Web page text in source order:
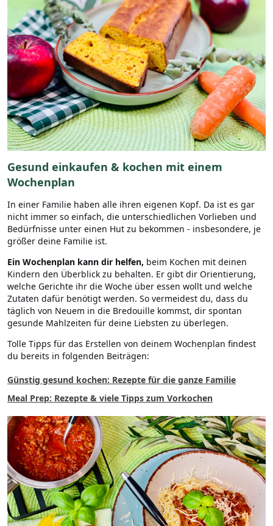
Gesund einkaufen & kochen mit einem
Wochenplan
In einer Familie haben alle ihren eigenen Kopf. Da ist es gar
nicht immer so einfach, die unterschiedlichen Vorlieben und
Bedürfnisse unter einen Hut zu bekommen - insbesondere, je
größer deine Familie ist.
Ein Wochenplan kann dir helfen, beim Kochen mit deinen
Kindern den Überblick zu behalten. Er gibt dir Orientierung,
welche Gerichte ihr die Woche über essen wollt und welche
Zutaten dafür benötigt werden. So vermeidest du, dass du
täglich von Neuem in die Bredouille kommst, dir spontan
gesunde Mahlzeiten für deine Liebsten zu überlegen.
Tolle Tipps für das Erstellen von deinem Wochenplan findest
du bereits in folgenden Beiträgen:
Günstig gesund kochen: Rezepte für die ganze Familie
Meal Prep: Rezepte & viele Tipps zum Vorkochen